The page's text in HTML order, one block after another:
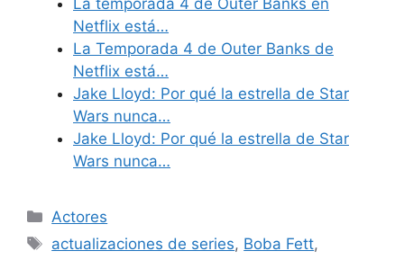
Netflix está…
La Temporada 4 de Outer Banks de
Netflix está…
Jake Lloyd: Por qué la estrella de Star
Wars nunca…
Jake Lloyd: Por qué la estrella de Star
Wars nunca…
Categories
Actores
Tags
actualizaciones de series, Boba Fett,